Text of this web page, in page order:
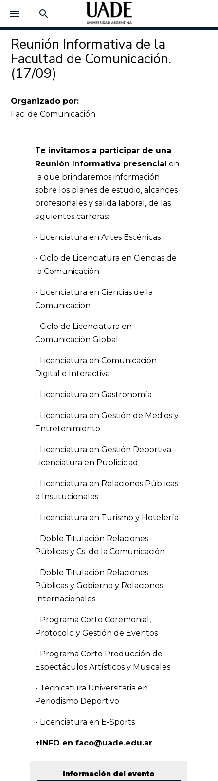
menu search
Reunión Informativa de la
Facultad de Comunicación.
(17/09)
Organizado por:
Fac. de Comunicación
Información del evento
Te invitamos a participar de una
Reunión Informativa presencial en
la que brindaremos información
sobre los planes de estudio, alcances
profesionales y salida laboral, de las
siguientes carreras:
- Licenciatura en Artes Escénicas
- Ciclo de Licenciatura en Ciencias de
la Comunicación
- Licenciatura en Ciencias de la
Comunicación
- Ciclo de Licenciatura en
Comunicación Global
- Licenciatura en Comunicación
Digital e Interactiva
- Licenciatura en Gastronomía
- Licenciatura en Gestión de Medios y
Entretenimiento
- Licenciatura en Gestión Deportiva -
Licenciatura en Publicidad
- Licenciatura en Relaciones Públicas
e Institucionales
- Licenciatura en Turismo y Hotelería
- Doble Titulación Relaciones
Públicas y Cs. de la Comunicación
- Doble Titulación Relaciones
Públicas y Gobierno y Relaciones
Internacionales
- Programa Corto Ceremonial,
Protocolo y Gestión de Eventos
- Programa Corto Producción de
Espectáculos Artísticos y Musicales
- Tecnicatura Universitaria en
Periodismo Deportivo
- Licenciatura en E-Sports
+INFO en faco@uade.edu.ar